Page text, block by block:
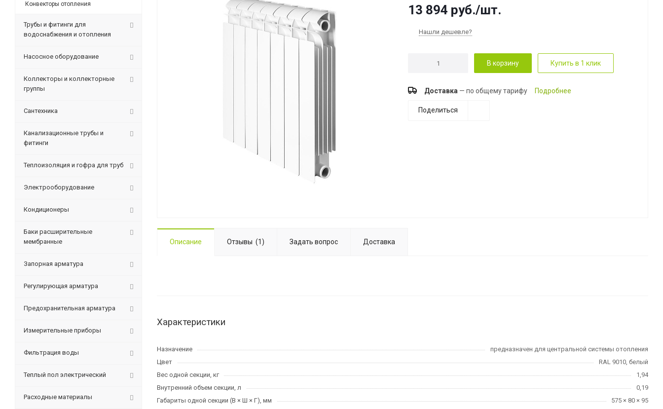
13 894 руб./шт.
Нашли дешевле?
В корзину Купить в 1 клик
Доставка — по общему тарифу Подробнее
Поделиться
Описание Отзывы (1) Задать вопрос Доставка
Характеристики
Назначение
предназначен для центральной системы отопления
Цвет
RAL 9010, белый
Вес одной секции, кг
1,94
Внутренний объем секции, л
0,19
Габариты одной секции (В × Ш × Г), мм
575 × 80 × 95
Конвекторы отопления
Трубы и фитинги для
водоснабжения и отопления
Насосное оборудование
Коллекторы и коллекторные
группы
Сантехника
Канализационные трубы и
фитинги
Теплоизоляция и гофра для труб
Электрооборудование
Кондиционеры
Баки расширительные
мембранные
Запорная арматура
Регулирующая арматура
Предохранительная арматура
Измерительные приборы
Фильтрация воды
Теплый пол электрический
Расходные материалы